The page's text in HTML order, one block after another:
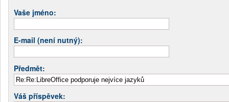
Vaše jméno:
E-mail (není nutný):
Předmět:
Váš příspěvek: